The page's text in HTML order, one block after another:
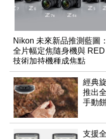
Nikon 未來新品推測藍圖：
全片幅定焦隨身機與 RED
技術加持機種成焦點
經典
推出
手動
支援